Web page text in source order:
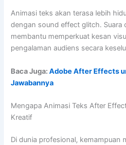
Animasi teks akan terasa lebih
dengan sound effect glitch. Suara
membantu memperkuat kesan
pengalaman audiens secara
Baca Juga:Adobe After Effects
Jawabannya
Mengapa Animasi Teks After
Kreatif
Di dunia profesional, kemampuan